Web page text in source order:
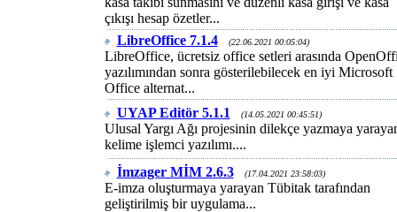
çıkışı hesap özetler...
LibreOffice 7.1.4
(22.06.2021 00:05:04)
LibreOffice, ücretsiz office setleri arasında
yazılımından sonra gösterilebilecek en iyi Microsoft
Office alternat...
UYAP Editör 5.1.1
(14.05.2021 00:45:51)
Ulusal Yargı Ağı projesinin dilekçe yazmaya
kelime işlemci yazılımı....
İmzager MİM 2.6.3
(17.04.2021 23:58:03)
E-imza oluşturmaya yarayan Tübitak tarafından
geliştirilmiş bir uygulama...